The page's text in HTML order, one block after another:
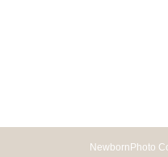
NewbornPhoto